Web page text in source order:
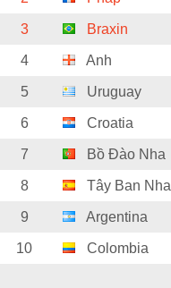
3 Braxin
4 Anh
5 Uruguay
6 Croatia
7 Bồ Đào Nha
8 Tây Ban Nha
9 Argentina
10 Colombia